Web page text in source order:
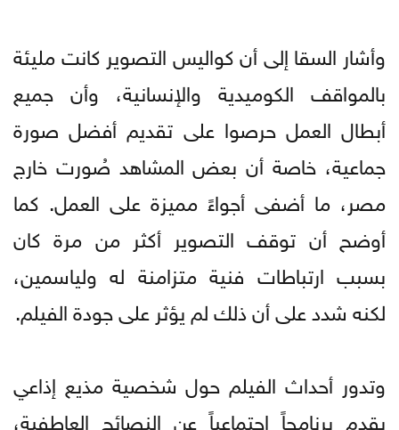
وأشار السقا إلى أن كواليس التصوير كانت مليئة
بالمواقف الكوميدية والإنسانية، وأن جميع
أبطال العمل حرصوا على تقديم أفضل صورة
جماعية، خاصة أن بعض المشاهد صُورت خارج
مصر، ما أضفى أجواءً مميزة على العمل. كما
أوضح أن توقف التصوير أكثر من مرة كان
بسبب ارتباطات فنية متزامنة له ولياسمين،
لكنه شدد على أن ذلك لم يؤثر على جودة الفيلم.
وتدور أحداث الفيلم حول شخصية مذيع إذاعي
يقدم برنامجاً اجتماعياً عن النصائح العاطفية،